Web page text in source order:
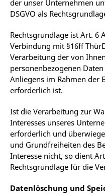
der unser Unternehmen
DSGVO als
Rechtsgrundlage ist Art. 6
Verbindung mit §16ff
Verarbeitung der von
personenbezogenen
Anliegens im Rahmen der
erforderlich ist.
Ist die Verarbeitung zur
Interesses unseres
erforderlich und
und Grundfreiheiten des
Interesse nicht, so dient
Rechtsgrundlage für die
Datenlöschung und